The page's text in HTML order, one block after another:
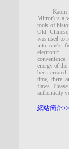
Kaom
Mirror) is a
tools of
Old
was used to
into one's
electronic
energy of the
been
time, there
flaws.
authenticity
網站簡介>>